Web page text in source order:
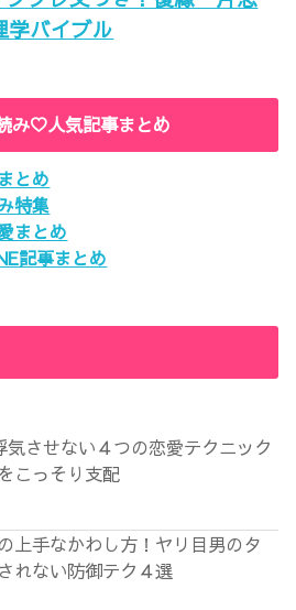
学バイブル
み♡人気記事まとめ
とめ
特集
まとめ
記事まとめ
気させない４つの恋愛テクニック
こっそり支配
上手なかわし方！ヤリ目男のタ
れない防御テク４選